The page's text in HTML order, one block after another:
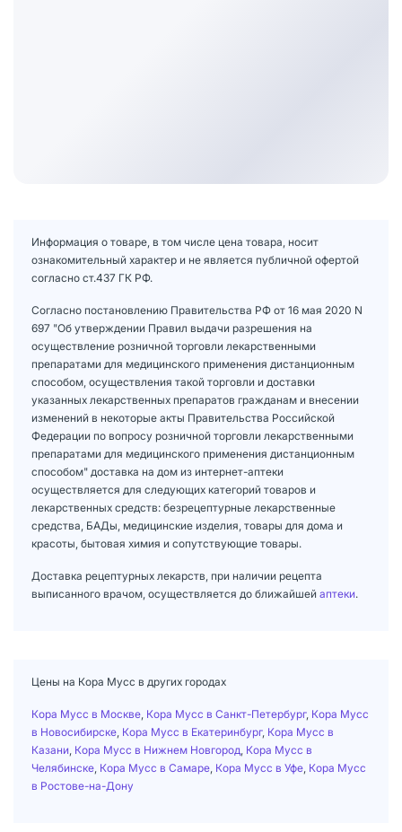
Информация о товаре, в том числе цена товара, носит
ознакомительный характер и не является публичной офертой
согласно ст.437 ГК РФ.
Согласно постановлению Правительства РФ от 16 мая 2020 N
697 "Об утверждении Правил выдачи разрешения на
осуществление розничной торговли лекарственными
препаратами для медицинского применения дистанционным
способом, осуществления такой торговли и доставки
указанных лекарственных препаратов гражданам и внесении
изменений в некоторые акты Правительства Российской
Федерации по вопросу розничной торговли лекарственными
препаратами для медицинского применения дистанционным
способом" доставка на дом из интернет-аптеки
осуществляется для следующих категорий товаров и
лекарственных средств: безрецептурные лекарственные
средства, БАДы, медицинские изделия, товары для дома и
красоты, бытовая химия и сопутствующие товары.
Доставка рецептурных лекарств, при наличии рецепта
выписанного врачом, осуществляется до ближайшей аптеки.
Цены на Кора Мусс в других городах
Кора Мусс в Москве Кора Мусс в Санкт-Петербург, Кора Мусс
в Новосибирске Кора Мусс в Екатеринбург, Кора Мусс в
Казани Кора Мусс в Нижнем Новгород Кора Мусс в
Челябинске Кора Мусс в Самаре Кора Мусс в Уфе Кора Мусс
в Ростове-на-Дону